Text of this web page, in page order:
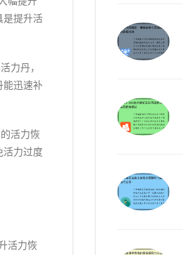
是提升活
力丹，
能迅速补
活力恢
活力过度
活力恢